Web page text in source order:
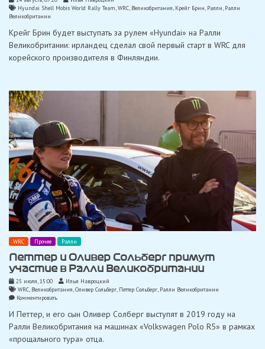
Hyundai Shell Mobis World Rally Team,WRC, Великобритания, Крейг Брин, Ралли, Ралли
Великобритании
Крейг Брин будет выступать за рулем «Hyundai» на Ралли
Великобритании: ирландец сделал свой первый старт в WRC для
корейского производителя в Финляндии.
WRC Прочее Ралли
Петтер и Оливер Сольберг примут
участие в Ралли Великобритании
25 июля, 15:00
Илья Навроцкий
WRC, Великобритания,Оливер Сольберг, Петтер Сольберг, Ралли Великобритании
Комментироватьon
и
Оливер
Сольберг
примут
И Петтер, и его сын Оливер Солберг выступят в 2019 году на
Ралли Великобритания на машинах «Volkswagen Polo R5» в рамках
«прощального тура» отца.